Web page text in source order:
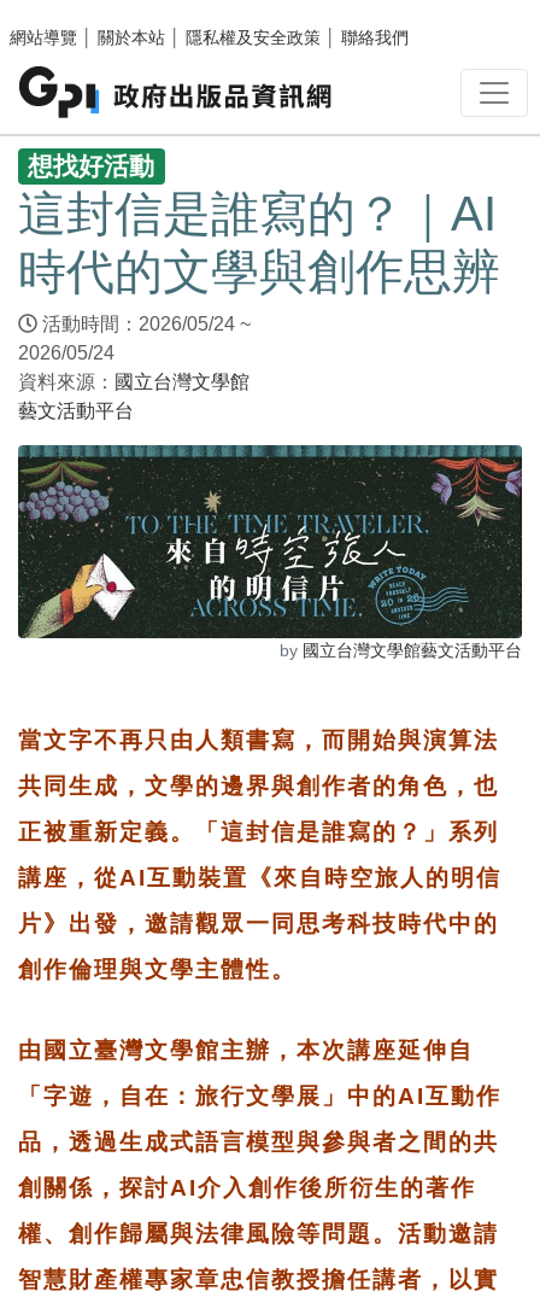
網站導覽
關於本站 隱私權及安全政策 聯絡我們
:::
想找好活動
這封信是誰寫的？｜AI
時代的文學與創作思辨
活動時間：2026/05/24 ~
2026/05/24
資料來源： 國立台灣文學館
藝文活動平台
by 國立台灣文學館藝文活動平台
當文字不再只由人類書寫，而開始與演算法
共同生成，文學的邊界與創作者的角色，也
正被重新定義。
「這封信是誰寫的？」系列
講座，從AI互動裝置《來自時空旅人的明信
片》出發，邀請觀眾一同思考科技時代中的
創作倫理與文學主體性。
由國立臺灣文學館主辦，本次講座延伸自
「字遊，自在：旅行文學展」中的AI互動作
品，透過生成式語言模型與參與者之間的共
創關係，探討AI介入創作後所衍生的著作
權、創作歸屬與法律風險等問題。活動邀請
智慧財產權專家章忠信教授擔任講者，以實